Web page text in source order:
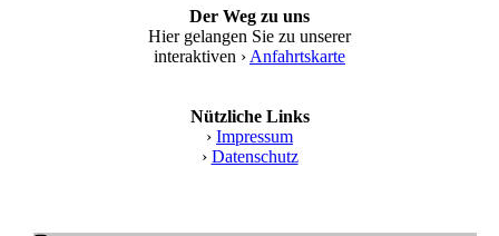
Der Weg zu uns
Hier gelangen Sie zu unserer
interaktiven › Anfahrtskarte
Nützliche Links
› Impressum
› Datenschutz